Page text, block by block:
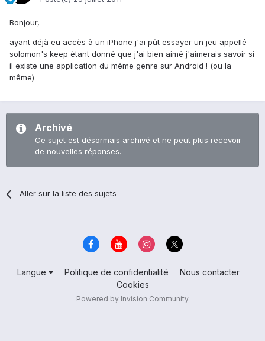
Bonjour,
ayant déjà eu accès à un iPhone j'ai pût essayer un jeu appellé
solomon's keep étant donné que j'ai bien aimé j'aimerais savoir si
il existe une application du même genre sur Android ! (ou la
même)
Archivé
Ce sujet est désormais archivé et ne peut plus recevoir
de nouvelles réponses.
Aller sur la liste des sujets
Langue Politique de confidentialité
Nous contacter
Cookies
Powered by Invision Community